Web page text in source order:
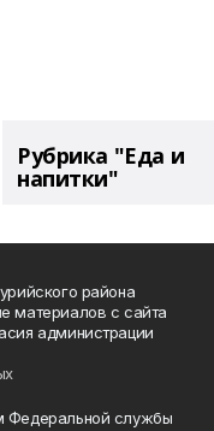
Рубрика "Еда и
напитки"
района
материалов с сайта
администрации
Федеральной службы